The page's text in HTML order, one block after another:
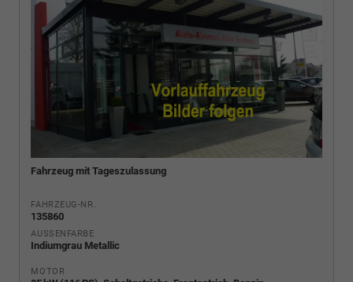
Fahrzeug mit Tageszulassung
FAHRZEUG-NR.
135860
AUSSENFARBE
Indiumgrau Metallic
MOTOR